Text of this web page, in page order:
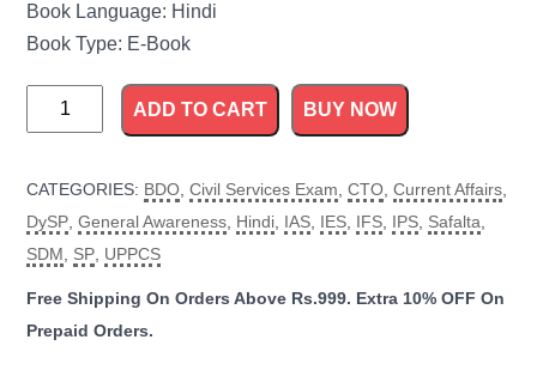
Book Language: Hindi
Book Type: E-Book
Safalta
with
Solved
Papers
and
More
quantity
ADD TO CART BUY NOW
CATEGORIES: BDO ,Civil Services Exam ,CTO ,Current Affairs
DySP ,General Awareness Hindi IAS IES IFS IPS Safalta
SDM
SP UPPCS